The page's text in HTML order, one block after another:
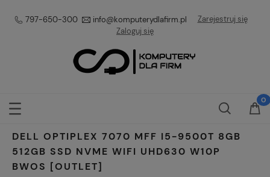
797-650-300 info@komputerydlafirm.pl
Zarejestruj się
Zaloguj się
DELL OPTIPLEX 7070 MFF I5-9500T 8GB
512GB SSD NVME WIFI UHD630 W10P
BWOS [OUTLET]